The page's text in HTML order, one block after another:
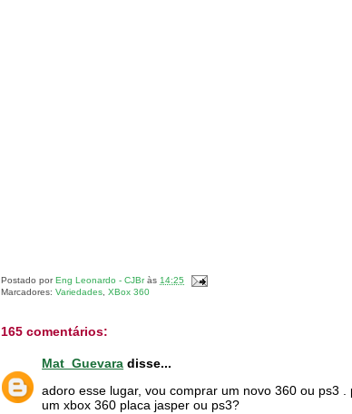
Postado porEng Leonardo - CJBràs14:25
Marcadores:Variedades ,XBox 360
165 comentários:
Mat_Guevara disse...
adoro esse lugar, vou comprar um novo 360 ou ps3
um xbox 360 placa jasper ou ps3?